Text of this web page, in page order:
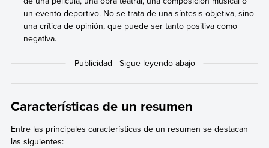
un evento deportivo. No se trata de una síntesis objetiva, sino
una crítica de opinión, que puede ser tanto positiva como
negativa.
Características de un resumen
Entre las principales características de un resumen se destacan
las siguientes: